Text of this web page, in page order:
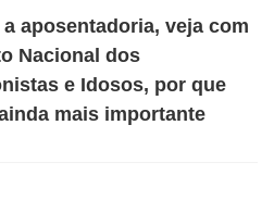
aposentadoria, veja com
Nacional dos
e Idosos, por que
mais importante